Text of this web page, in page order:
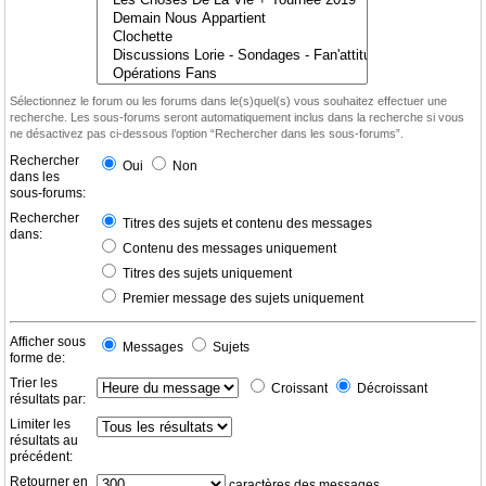
Sélectionnez le forum ou les forums dans le(s)quel(s) vous souhaitez effectuer une
recherche. Les sous-forums seront automatiquement inclus dans la recherche si vous
ne désactivez pas ci-dessous l’option “Rechercher dans les sous-forums”.
Rechercher
dans les
sous-forums:
Oui Non
Rechercher
dans:
Titres des sujets et contenu des messages
Contenu des messages uniquement
Titres des sujets uniquement
Premier message des sujets uniquement
Afficher sous
forme de:
Messages Sujets
Trier les
résultats par:
Croissant Décroissant
Limiter les
résultats au
précédent:
Retourner en